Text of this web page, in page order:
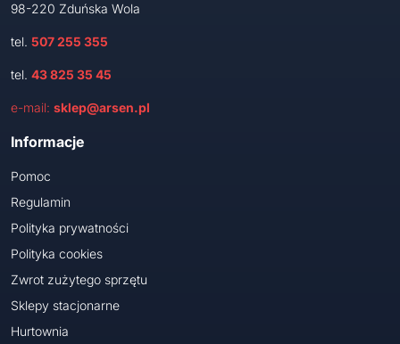
98-220 Zduńska Wola
tel. 507 255 355
tel. 43 825 35 45
e-mail: sklep@arsen.pl
Informacje
Pomoc
Regulamin
Polityka prywatności
Polityka cookies
Zwrot zużytego sprzętu
Sklepy stacjonarne
Hurtownia